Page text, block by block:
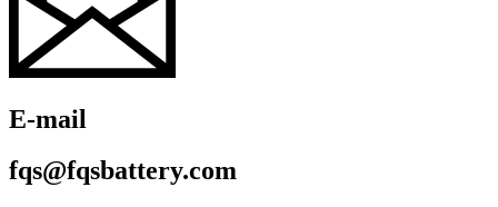
E-mail
fqs@fqsbattery.com